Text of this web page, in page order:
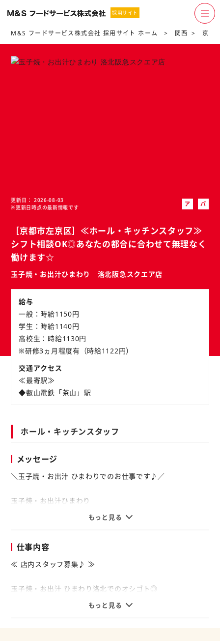
採用サイト
M&S フードサービス株式会社 採用サイト ホーム 関西 京都
更新日
2026-08-03
※更新日時点の最新情報です
ア
イ
ト
パ
［京都市左京区］≪ホール・キッチンスタッフ≫
シフト相談OK◎あなたの都合に合わせて無理なく
働けます☆
玉子焼・お出汁ひまわり 洛北阪急スクエア店
給与
一般：時給1150円
学生：時給1140円
高校生：時給1130円
※研修3ヵ月程度有（時給1122円）
交通アクセス
≪最寄駅≫
◆叡山電鉄「茶山」駅
ホール・キッチンスタッフ
メッセージ
＼玉子焼・お出汁 ひまわりでのお仕事です♪／
玉子焼・お出汁ひまわり
お昼のみや土日のみの勤務も大歓迎。
[玉子焼・御膳・和スイーツのお店]
もっと見る
仕事内容
≪ 店内スタッフ募集♪ ≫
玉子焼・お出汁 ひまわり洛北でのオシゴト◎
もっと見る